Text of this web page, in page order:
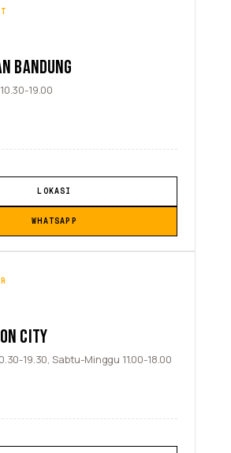
BANDUNG
19.00
LOKASI
WHATSAPP
CITY
19.30, Sabtu-Minggu 11.00-18.00